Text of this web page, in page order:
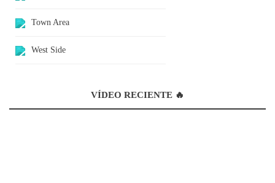
Town Area
West Side
VÍDEO RECIENTE 🔥